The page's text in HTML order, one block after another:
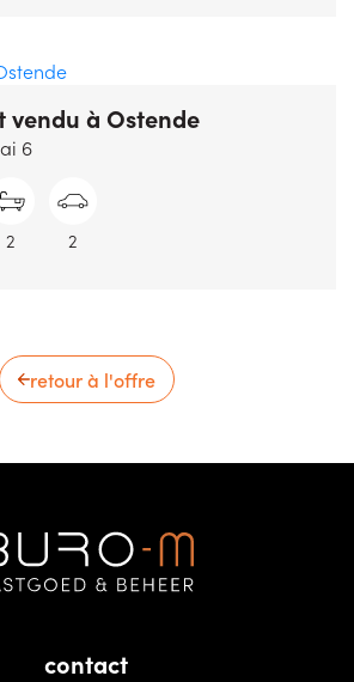
vendu à Ostende
6
2 2
retour à l'offre
contact